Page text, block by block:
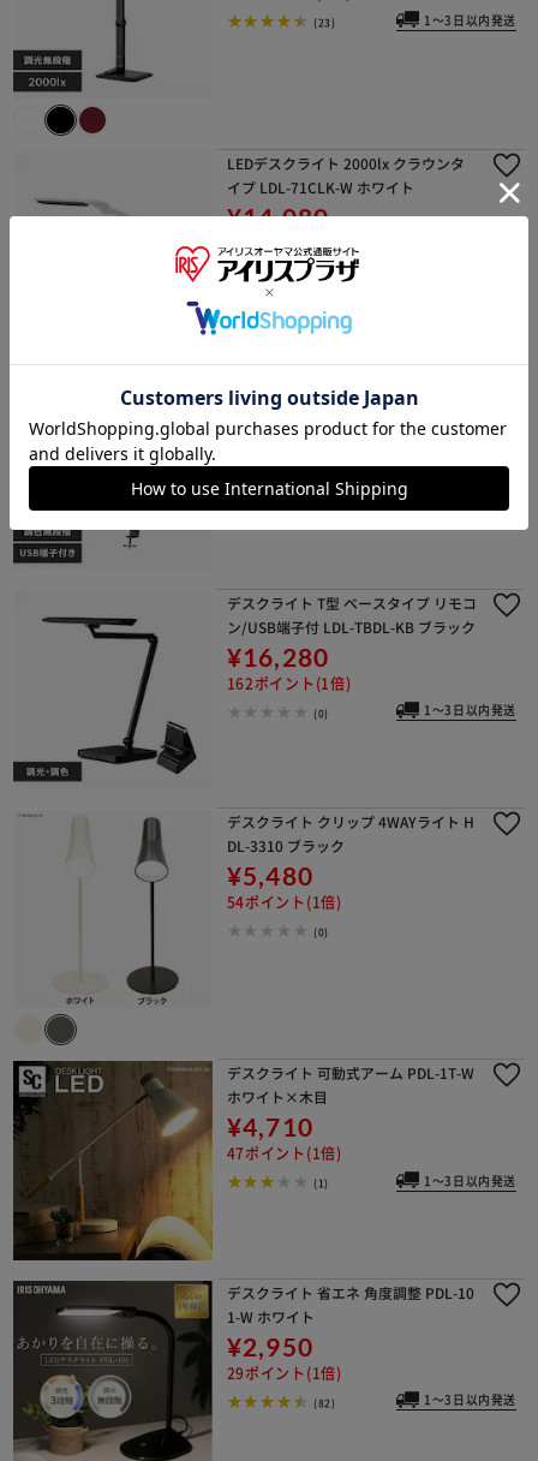
(23) 1～3日以内発送
LEDデスクライト 2000lx クラウンタ
イプ LDL-71CLK-W ホワイト
¥14,080
140ポイント(1倍)
(4)
コン/USB端子付 LDL-TCDL-B ブラッ
ク
¥12,980
129ポイント(1倍)
1～3日以内発送
デスクライト T型 ベースタイプ リモコ
ン/USB端子付 LDL-TBDL-KB ブラック
¥16,280
162ポイント(1倍)
(0) 1～3日以内発送
デスクライト クリップ 4WAYライト H
DL-3310 ブラック
¥5,480
54ポイント(1倍)
(0)
デスクライト 可動式アーム PDL-1T-W
ホワイト×木目
¥4,710
47ポイント(1倍)
(1) 1～3日以内発送
デスクライト 省エネ 角度調整 PDL-10
1-W ホワイト
¥2,950
29ポイント(1倍)
(82) 1～3日以内発送